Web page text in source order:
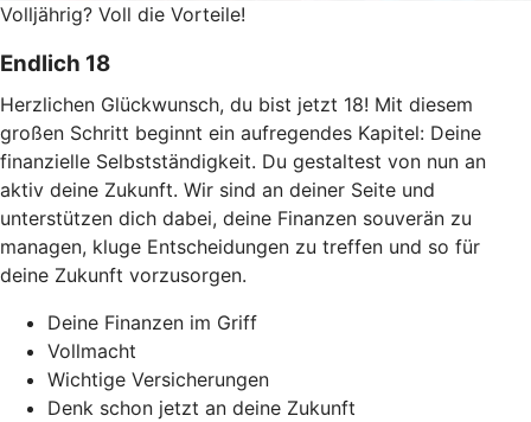
Volljährig? Voll die Vorteile!
Endlich 18
Herzlichen Glückwunsch, du bist jetzt 18! Mit diesem
großen Schritt beginnt ein aufregendes Kapitel: Deine
finanzielle Selbstständigkeit. Du gestaltest von nun an
aktiv deine Zukunft. Wir sind an deiner Seite und
unterstützen dich dabei, deine Finanzen souverän zu
managen, kluge Entscheidungen zu treffen und so für
deine Zukunft vorzusorgen.
Deine Finanzen im Griff
Vollmacht
Wichtige Versicherungen
Denk schon jetzt an deine Zukunft